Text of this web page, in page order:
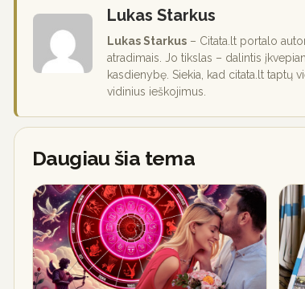
Lukas Starkus
Lukas Starkus – Citata.lt portalo
atradimais. Jo tikslas – dalintis
kasdienybę. Siekia, kad citata.lt taptų
vidinius ieškojimus.
Daugiau šia tema